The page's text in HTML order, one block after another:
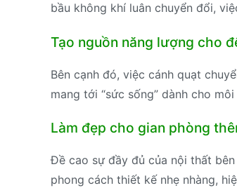
bầu không khí luân chuyển đổi,
Tạo nguồn năng lượng cho
Bên cạnh đó, việc cánh quạt
mang tới “sức sống” dành cho
Làm đẹp cho gian phòng
Đề cao sự đầy đủ của nội thất
phong cách thiết kế nhẹ nhàng,